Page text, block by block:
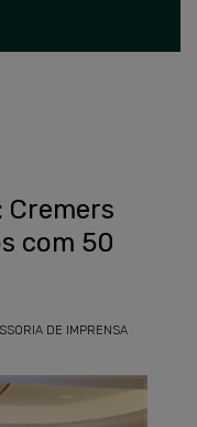
Cremers
com 50
DE IMPRENSA